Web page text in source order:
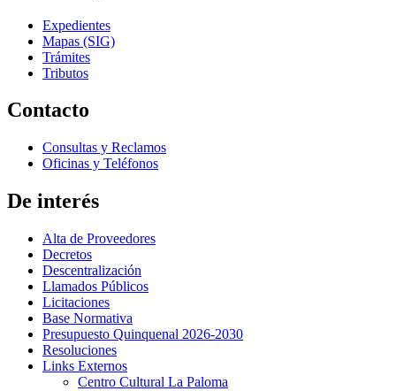
Expedientes
Mapas (SIG)
Trámites
Tributos
Contacto
Consultas y Reclamos
Oficinas y Teléfonos
De interés
Alta de Proveedores
Decretos
Descentralización
Llamados Públicos
Licitaciones
Base Normativa
Presupuesto Quinquenal 2026-2030
Resoluciones
Links Externos
Centro Cultural La Paloma